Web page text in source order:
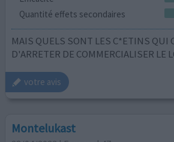
Quantité effets secondaires
MAIS QUELS SONT LES C*ETINS QUI
D'ARRETER DE COMMERCIALISER LE
votre avis
Montelukast